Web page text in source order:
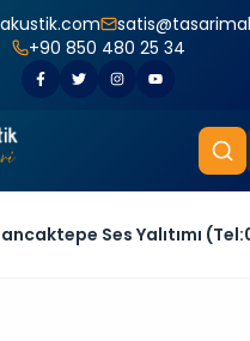
+90 850 480 25 34
Ses Yalıtımı